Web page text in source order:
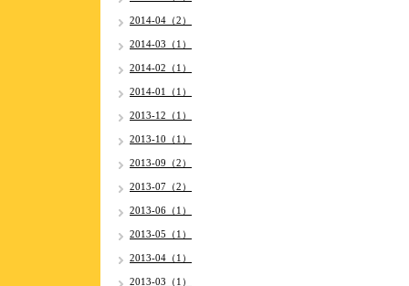
2014-04（2）
2014-03（1）
2014-02（1）
2014-01（1）
2013-12（1）
2013-10（1）
2013-09（2）
2013-07（2）
2013-06（1）
2013-05（1）
2013-04（1）
2013-03（1）